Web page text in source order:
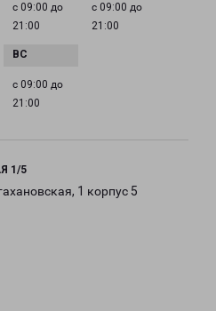
с 09:00 до
21:00
с 09:00 до
21:00
с 09:00 до
21:00
1/5
1 корпус 5